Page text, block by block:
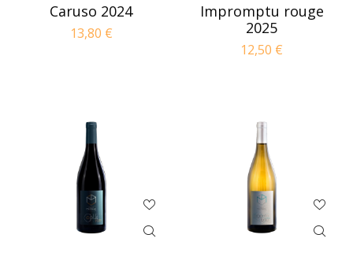
Caruso 2024
13,80 €
Impromptu rouge
2025
12,50 €